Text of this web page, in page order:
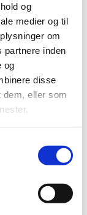
og
medier og til
om
partnere inden
og
disse
dem, eller som
in
att kunna
skicka
vårt företag
in dina
ett